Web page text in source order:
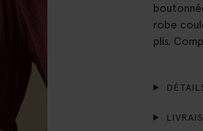
robe
plis.